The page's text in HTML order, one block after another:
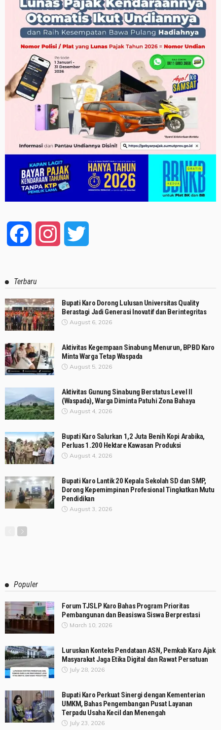
Facebook Instagram
Terbaru
Bupati Karo Dorong Lulusan Universitas Quality
Berastagi Jadi Generasi Inovatif dan Berintegritas
August 6, 2026
Aktivitas Kegempaan Sinabung Menurun, BPBD Karo
Minta Warga Tetap Waspada
August 5, 2026
Aktivitas Gunung Sinabung Berstatus Level II
(Waspada), Warga Diminta Patuhi Zona Bahaya
August 4, 2026
Bupati Karo Salurkan 1,2 Juta Benih Kopi Arabika,
Perluas 1.200 Hektare Kawasan Produksi
August 4, 2026
Bupati Karo Lantik 20 Kepala Sekolah SD dan SMP,
Dorong Kepemimpinan Profesional Tingkatkan Mutu
Pendidikan
August 3, 2026
Populer
Forum TJSLP Karo Bahas Program Prioritas
Pembangunan dan Beasiswa Siswa Berprestasi
March 10, 2026
Luruskan Konteks Pendataan ASN, Pemkab Karo Ajak
Masyarakat Jaga Etika Digital dan Rawat Persatuan
July 28, 2026
Bupati Karo Perkuat Sinergi dengan Kementerian
UMKM, Bahas Pengembangan Pusat Layanan
Terpadu Usaha Kecil dan Menengah
July 23, 2026